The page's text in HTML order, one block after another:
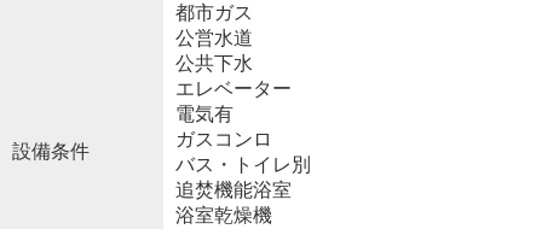
設備条件
都市ガス
公営水道
公共下水
エレベーター
電気有
ガスコンロ
バス・トイレ別
追焚機能浴室
浴室乾燥機